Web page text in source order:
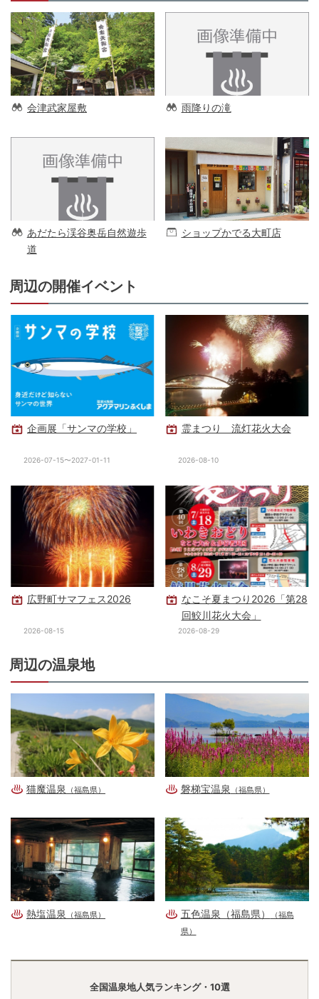
会津武家屋敷 雨降りの滝
あだたら渓谷奥岳自然遊歩
道
ショップかでる大町店
周辺の開催イベント
企画展「サンマの学校」
2026-07-15〜2027-01-11
霊まつり 流灯花火大会
2026-08-10
広野町サマフェス2026
2026-08-15
なこそ夏まつり2026「第28
回鮫川花火大会」
2026-08-29
周辺の温泉地
猫魔温泉 （福島県） 磐梯宝温泉 （福島県）
熱塩温泉 （福島県） 五色温泉（福島県）
（福島
県）
全国温泉地人気ランキング・10選